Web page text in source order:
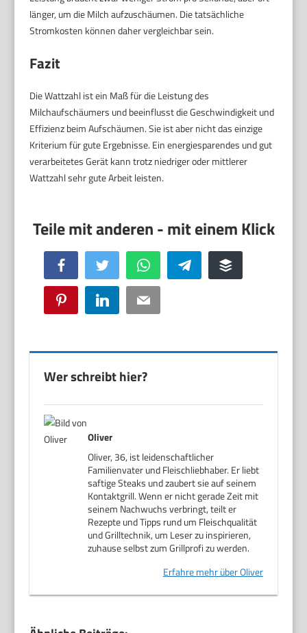
länger, um die Milch aufzuschäumen. Die tatsächliche
Stromkosten können daher vergleichbar sein.
Fazit
Die Wattzahl ist ein Maß für die Leistung des
Milchaufschäumers und beeinflusst die Geschwindigkeit und
Effizienz beim Aufschäumen. Sie ist aber nicht das einzige
Kriterium für gute Ergebnisse. Ein energiesparendes und gut
verarbeitetes Gerät kann trotz niedriger oder mittlerer
Wattzahl sehr gute Arbeit leisten.
Facebook Twitter WhatsApp Telegram Buffer
Pinterest LinkedIn Email
Wer schreibt hier?
Oliver
Oliver, 36, ist leidenschaftlicher
Familienvater und Fleischliebhaber. Er liebt
saftige Steaks und zaubert sie auf seinem
Kontaktgrill. Wenn er nicht gerade Zeit mit
seinem Nachwuchs verbringt, teilt er
Rezepte und Tipps rund um Fleischqualität
und Grilltechnik, um Leser zu inspirieren,
zuhause selbst zum Grillprofi zu werden.
Erfahre mehr über Oliver